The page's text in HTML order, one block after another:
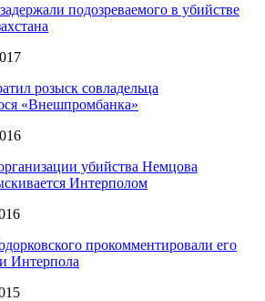
подозреваемого в убийстве
розыск совладельца
«Внешпромбанка»
убийства Немцова
Интерполом
прокомментировали его
Интерпола